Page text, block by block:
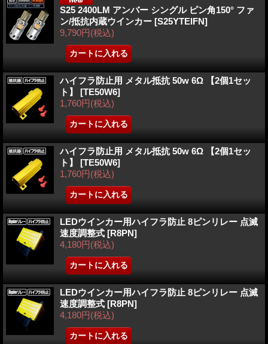
S25 2400LM アンバー シングル ピン角150° ファ
ン/抵抗内蔵ウインカー [S25YTEIFN]
9,790円(税込)
ハイフラ防止用 メタル抵抗 50w 6Ω 【2個1セッ
ト】 [TE50W6]
1,760円(税込)
ハイフラ防止用 メタル抵抗 50w 6Ω 【2個1セッ
ト】 [TE50W6]
1,760円(税込)
LEDウインカー用ハイフラ防止 8ピンリレー 点滅
速度調整式 [R8PN]
4,180円(税込)
LEDウインカー用ハイフラ防止 8ピンリレー 点滅
速度調整式 [R8PN]
4,180円(税込)